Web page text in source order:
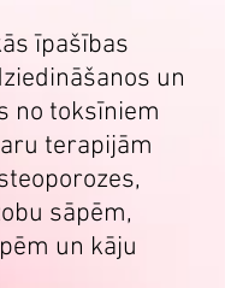
īpašības
un
no toksīniem
terapijām
sāpēm,
un kāju